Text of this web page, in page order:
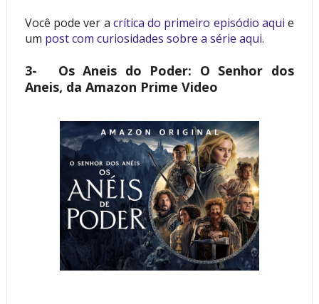
Você pode ver a crítica do primeiro episódio aqui e
um post com curiosidades sobre a série aqui.
3-
Os Aneis do Poder: O Senhor dos
Aneis, da Amazon Prime Video